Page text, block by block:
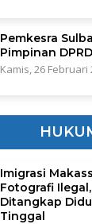
Pemkesra
Pimpinan
Kamis, 26 Februari
Imigrasi
Fotografi
Ditangkap
Tinggal